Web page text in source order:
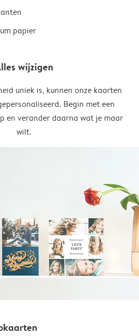
papier
wijzigen
uniek is, kunnen onze kaarten
Begin met een
en verander daarna wat je maar
wilt.